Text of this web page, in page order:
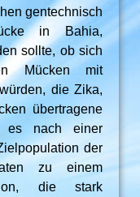
gentechnisch
in Bahia,
sollte, ob sich
Mücken mit
die Zika,
übertragene
es nach einer
der
zu einem
die stark